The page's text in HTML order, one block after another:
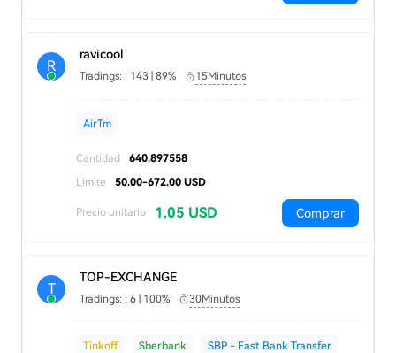
R
ravicool
Tradings: : 143 | 89% 15Minutos
AirTm
Cantidad
640.897558
Límite
50.00-672.00 USD
Precio unitario 1.05 USD Comprar
T
TOP-EXCHANGE
Tradings: : 6 | 100% 30Minutos
Tinkoff Sberbank SBP - Fast Bank Transfer